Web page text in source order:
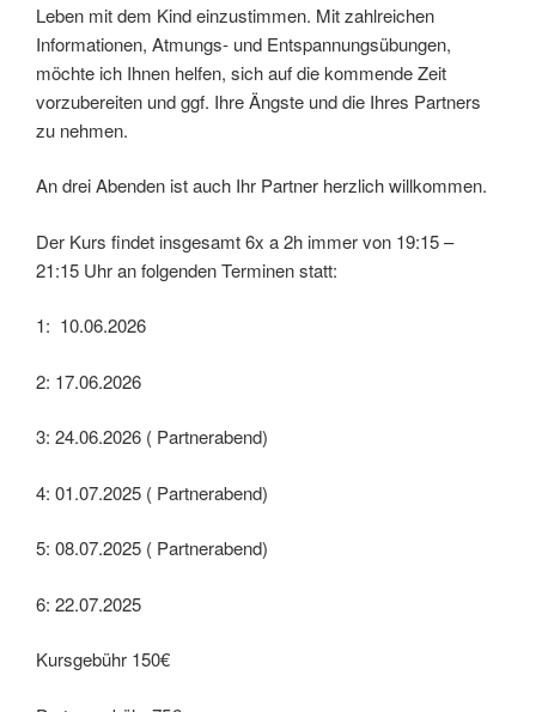
Leben mit dem Kind einzustimmen. Mit zahlreichen
Informationen, Atmungs- und Entspannungsübungen,
möchte ich Ihnen helfen, sich auf die kommende Zeit
vorzubereiten und ggf. Ihre Ängste und die Ihres Partners
zu nehmen.
An drei Abenden ist auch Ihr Partner herzlich willkommen.
Der Kurs findet insgesamt 6x a 2h immer von 19:15 –
21:15 Uhr an folgenden Terminen statt:
1: 10.06.2026
2: 17.06.2026
3: 24.06.2026 ( Partnerabend)
4: 01.07.2025 ( Partnerabend)
5: 08.07.2025 ( Partnerabend)
6: 22.07.2025
Kursgebühr 150€